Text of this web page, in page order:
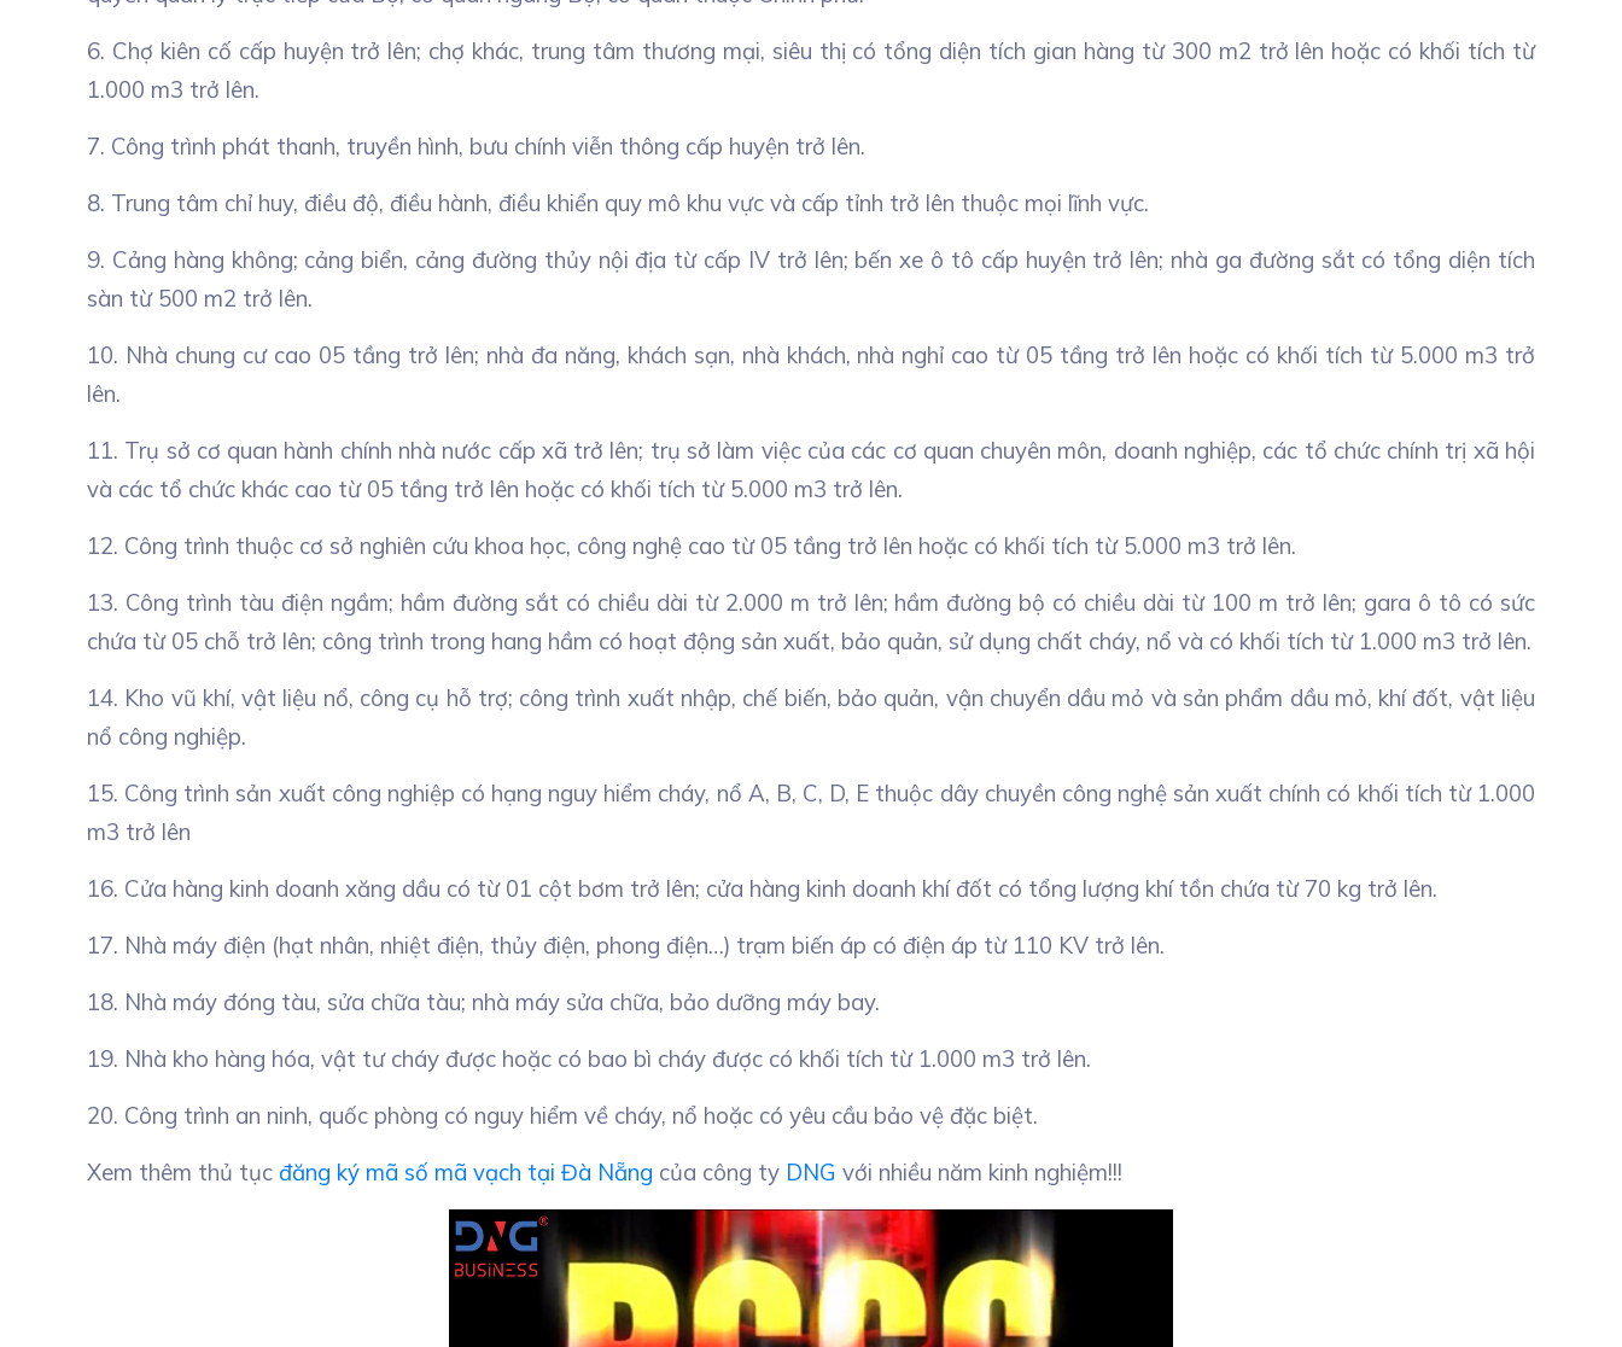
6. Chợ kiên cố cấp huyện trở lên; chợ khác, trung tâm thương mại, siêu thị có tổng diện tích gian hàng từ 300 m2 trở lên hoặc có khối tích từ
1.000 m3 trở lên.
7. Công trình phát thanh, truyền hình, bưu chính viễn thông cấp huyện trở lên.
8. Trung tâm chỉ huy, điều độ, điều hành, điều khiển quy mô khu vực và cấp tỉnh trở lên thuộc mọi lĩnh vực.
9. Cảng hàng không; cảng biển, cảng đường thủy nội địa từ cấp IV trở lên; bến xe ô tô cấp huyện trở lên; nhà ga đường sắt có tổng diện tích
sàn từ 500 m2 trở lên.
10. Nhà chung cư cao 05 tầng trở lên; nhà đa năng, khách sạn, nhà khách, nhà nghỉ cao từ 05 tầng trở lên hoặc có khối tích từ 5.000 m3 trở
lên.
11. Trụ sở cơ quan hành chính nhà nước cấp xã trở lên; trụ sở làm việc của các cơ quan chuyên môn, doanh nghiệp, các tổ chức chính trị xã hội
và các tổ chức khác cao từ 05 tầng trở lên hoặc có khối tích từ 5.000 m3 trở lên.
12. Công trình thuộc cơ sở nghiên cứu khoa học, công nghệ cao từ 05 tầng trở lên hoặc có khối tích từ 5.000 m3 trở lên.
13. Công trình tàu điện ngầm; hầm đường sắt có chiều dài từ 2.000 m trở lên; hầm đường bộ có chiều dài từ 100 m trở lên; gara ô tô có sức
chứa từ 05 chỗ trở lên; công trình trong hang hầm có hoạt động sản xuất, bảo quản, sử dụng chất cháy, nổ và có khối tích từ 1.000 m3 trở lên.
14. Kho vũ khí, vật liệu nổ, công cụ hỗ trợ; công trình xuất nhập, chế biến, bảo quản, vận chuyển dầu mỏ và sản phẩm dầu mỏ, khí đốt, vật liệu
nổ công nghiệp.
15. Công trình sản xuất công nghiệp có hạng nguy hiểm cháy, nổ A, B, C, D, E thuộc dây chuyền công nghệ sản xuất chính có khối tích từ 1.000
m3 trở lên
16. Cửa hàng kinh doanh xăng dầu có từ 01 cột bơm trở lên; cửa hàng kinh doanh khí đốt có tổng lượng khí tồn chứa từ 70 kg trở lên.
17. Nhà máy điện (hạt nhân, nhiệt điện, thủy điện, phong điện…) trạm biến áp có điện áp từ 110 KV trở lên.
18. Nhà máy đóng tàu, sửa chữa tàu; nhà máy sửa chữa, bảo dưỡng máy bay.
19. Nhà kho hàng hóa, vật tư cháy được hoặc có bao bì cháy được có khối tích từ 1.000 m3 trở lên.
20. Công trình an ninh, quốc phòng có nguy hiểm về cháy, nổ hoặc có yêu cầu bảo vệ đặc biệt.
Xem thêm thủ tục đăng ký mã số mã vạch tại Đà Nẵng của công ty DNG với nhiều năm kinh nghiệm!!!